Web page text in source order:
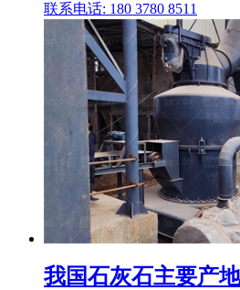
联系电话: 180 3780 8511
我国石灰石主要产